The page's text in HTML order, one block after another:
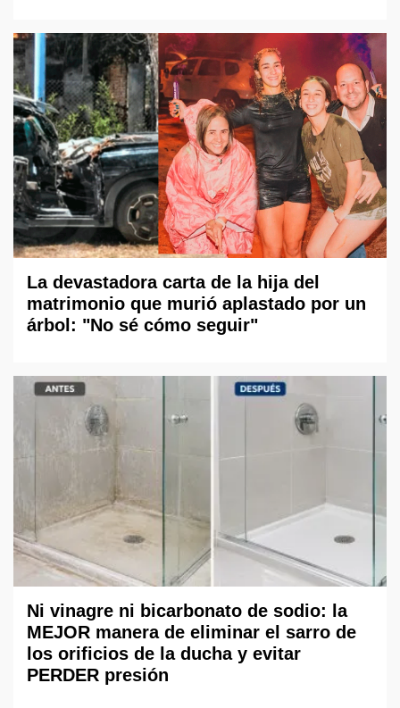
La devastadora carta de la hija del
matrimonio que murió aplastado por un
árbol: "No sé cómo seguir"
Ni vinagre ni bicarbonato de sodio: la
MEJOR manera de eliminar el sarro de
los orificios de la ducha y evitar
PERDER presión